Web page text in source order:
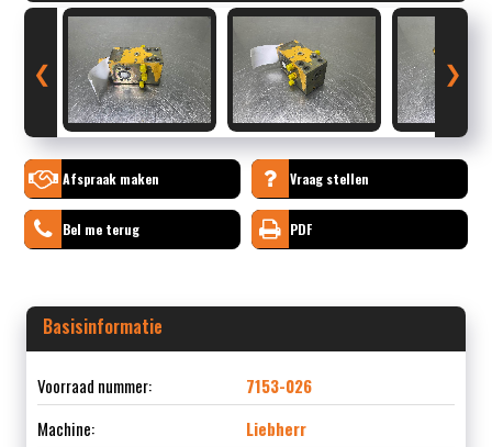
❮ ❯
Afspraak maken Vraag stellen
Bel me terug PDF
Basisinformatie
Voorraad nummer:
7153-026
Machine:
Liebherr